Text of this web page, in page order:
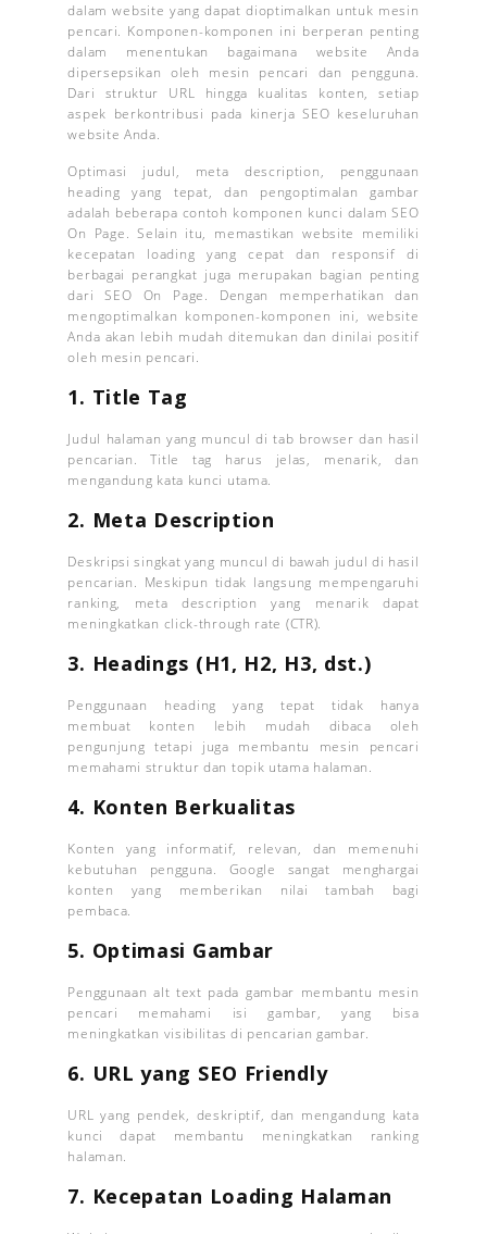
dalam website yang dapat dioptimalkan untuk mesin
pencari. Komponen-komponen ini berperan penting
dalam menentukan bagaimana website Anda
dipersepsikan oleh mesin pencari dan pengguna.
Dari struktur URL hingga kualitas konten, setiap
aspek berkontribusi pada kinerja SEO keseluruhan
website Anda.
Optimasi judul, meta description, penggunaan
heading yang tepat, dan pengoptimalan gambar
adalah beberapa contoh komponen kunci dalam SEO
On Page. Selain itu, memastikan website memiliki
kecepatan loading yang cepat dan responsif di
berbagai perangkat juga merupakan bagian penting
dari SEO On Page. Dengan memperhatikan dan
mengoptimalkan komponen-komponen ini, website
Anda akan lebih mudah ditemukan dan dinilai positif
oleh mesin pencari.
1. Title Tag
Judul halaman yang muncul di tab browser dan hasil
pencarian. Title tag harus jelas, menarik, dan
mengandung kata kunci utama.
2. Meta Description
Deskripsi singkat yang muncul di bawah judul di hasil
pencarian. Meskipun tidak langsung mempengaruhi
ranking, meta description yang menarik dapat
meningkatkan click-through rate (CTR).
3. Headings (H1, H2, H3, dst.)
Penggunaan heading yang tepat tidak hanya
membuat konten lebih mudah dibaca oleh
pengunjung tetapi juga membantu mesin pencari
memahami struktur dan topik utama halaman.
4. Konten Berkualitas
Konten yang informatif, relevan, dan memenuhi
kebutuhan pengguna. Google sangat menghargai
konten yang memberikan nilai tambah bagi
pembaca.
5. Optimasi Gambar
Penggunaan alt text pada gambar membantu mesin
pencari memahami isi gambar, yang bisa
meningkatkan visibilitas di pencarian gambar.
6. URL yang SEO Friendly
URL yang pendek, deskriptif, dan mengandung kata
kunci dapat membantu meningkatkan ranking
halaman.
7. Kecepatan Loading Halaman